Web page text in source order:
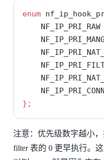
enum
};
注意：优先级数字越小
filter 表的 0 更早执行。